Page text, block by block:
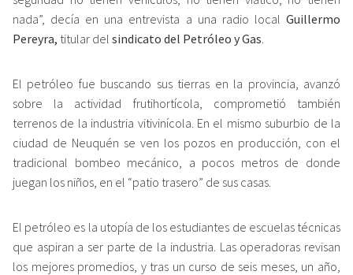
nada”, decía en una entrevista a una radio local Guillermo
Pereyra, titular del sindicato del Petróleo y Gas
El petróleo fue buscando sus tierras en la provincia, avanzó
sobre la actividad frutihortícola, comprometió también
terrenos de la industria vitivinícola. En el mismo suburbio de la
ciudad de Neuquén se ven los pozos en producción, con el
tradicional bombeo mecánico, a pocos metros de donde
juegan los niños, en el “patio trasero” de sus casas.
El petróleo es la utopía de los estudiantes de escuelas técnicas
que aspiran a ser parte de la industria. Las operadoras revisan
los mejores promedios, y tras un curso de seis meses, un año,